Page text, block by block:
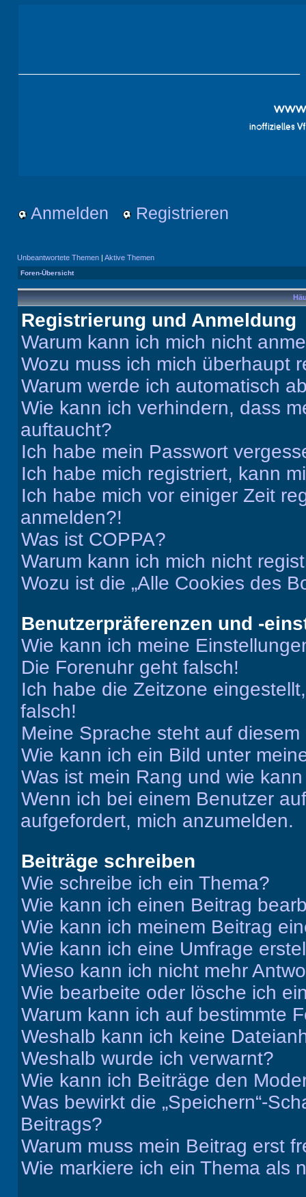
Anmelden Registrieren
Unbeantwortete Themen | Aktive Themen
Foren-Übersicht
Registrierung und Anmeldung
Warum kann ich mich nicht
Wozu muss ich mich überhaupt
Warum werde ich automatisch
Wie kann ich verhindern, dass
auftaucht?
Ich habe mein Passwort
Ich habe mich registriert, kann
Ich habe mich vor einiger Zeit
anmelden?!
Was ist COPPA?
Warum kann ich mich nicht
Wozu ist die „Alle Cookies des
Benutzerpräferenzen und -
Wie kann ich meine
Die Forenuhr geht falsch!
Ich habe die Zeitzone
falsch!
Meine Sprache steht auf
Wie kann ich ein Bild unter
Was ist mein Rang und wie
Wenn ich bei einem Benutzer
aufgefordert, mich anzumelden.
Beiträge schreiben
Wie schreibe ich ein Thema?
Wie kann ich einen Beitrag
Wie kann ich meinem Beitrag
Wie kann ich eine Umfrage
Wieso kann ich nicht mehr
Wie bearbeite oder lösche ich
Warum kann ich auf bestimmte
Weshalb kann ich keine
Weshalb wurde ich verwarnt?
Wie kann ich Beiträge den
Was bewirkt die „Speichern“-
Beitrags?
Warum muss mein Beitrag erst
Wie markiere ich ein Thema als